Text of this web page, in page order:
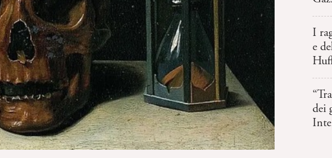
I
e
dei